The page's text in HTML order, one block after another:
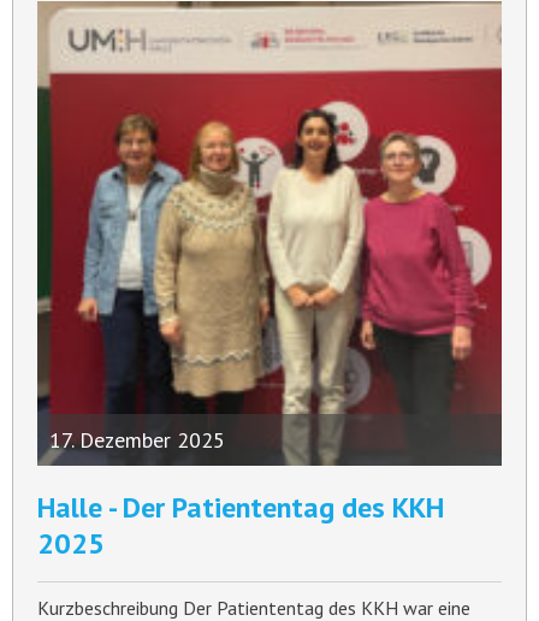
17. Dezember 2025
Halle - Der Patiententag des KKH
2025
Kurzbeschreibung Der Patiententag des KKH war eine